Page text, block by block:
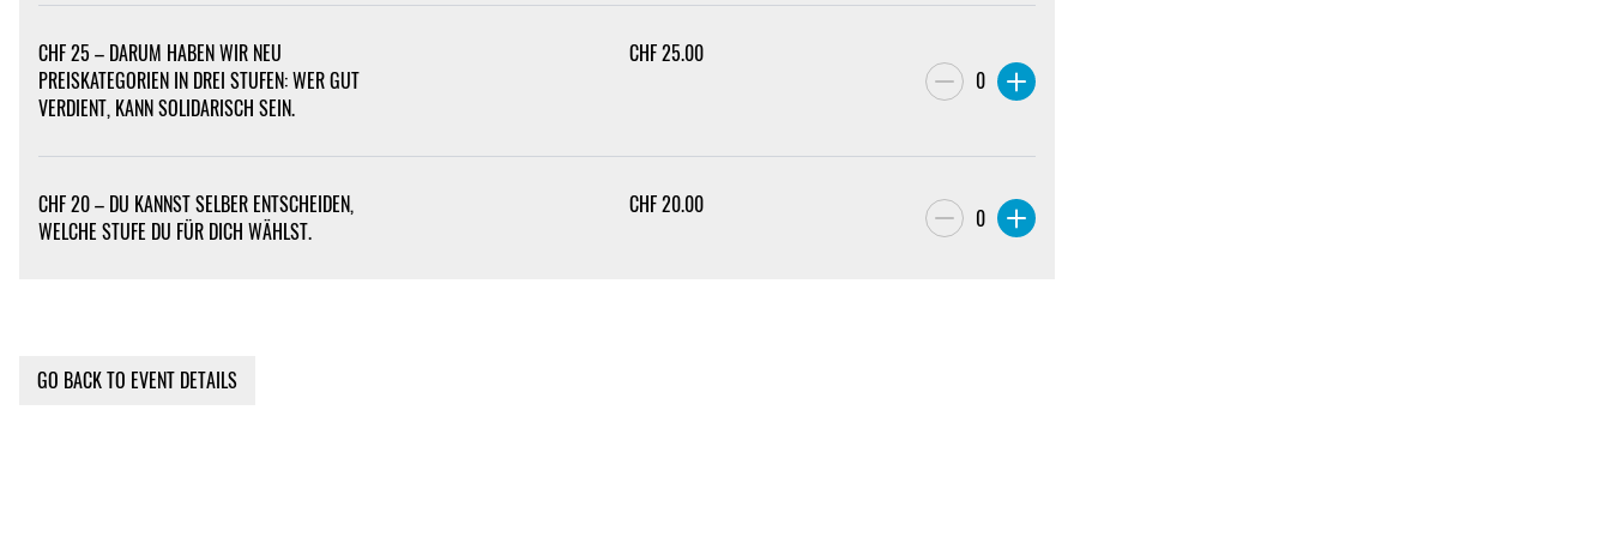
CHF 25 – DARUM HABEN WIR NEU
PREISKATEGORIEN IN DREI STUFEN: WER GUT
VERDIENT, KANN SOLIDARISCH SEIN.
CHF25.00
0
CHF 20 – DU KANNST SELBER ENTSCHEIDEN,
WELCHE STUFE DU FÜR DICH WÄHLST.
CHF20.00 0
GO BACK TO EVENT DETAILS